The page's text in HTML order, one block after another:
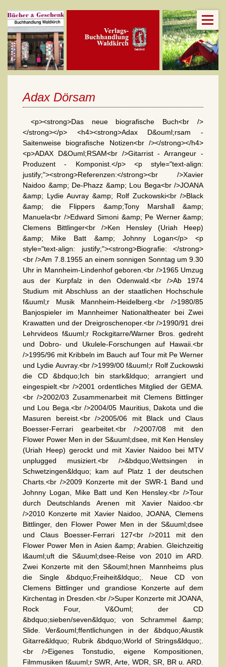
Adax Dörsam
<p><strong>Das neue biografische Buch<br />
</strong></p> <h4><strong>Adax D&ouml;rsam -
Saitenweise biografische Notizen<br /></strong></h4>
<p>ADAX D&Ouml;RSAM<br />Gitarrist - Arrangeur -
Produzent - Komponist.</p> <p style="text-align:
justify;"><strong>Referenzen:</strong><br />Xavier
Naidoo &amp; De-Phazz &amp; Lou Bega<br />JOANA
&amp; Lydie Auvray &amp; Rolf Zuckowski<br />Black
&amp; die Flippers &amp;Tony Marshall &amp;
Manuela<br />Edward Simoni &amp; Pe Werner &amp;
Clemens Bittlinger<br />Ken Hensley (Uriah Heep)
&amp; Mike Batt &amp; Johnny Logan</p> <p
style="text-align: justify;"><strong>Biografie: </strong>
<br />Am 7.8.1955 an einem sonnigen Sonntag um 9.30
Uhr in Mannheim-Lindenhof geboren.<br />1965 Umzug
aus der Kurpfalz in den Odenwald.<br />Ab 1974
Studium mit Abschluss an der staatlichen Hochschule
f&uuml;r Musik Mannheim-Heidelberg.<br />1980/85
Banjospieler im Mannheimer Nationaltheater bei Zwei
Krawatten und der Dreigroschenoper.<br />1990/91 drei
Lehrvideos f&uuml;r Rockgitarre/Warner Bros. gedreht
und Dobro- und Ukulele-Forschungen auf Hawaii.<br
/>1995/96 mit Kribbeln im Bauch auf Tour mit Pe Werner
und Lydie Auvray.<br />1999/00 f&uuml;r Rolf Zuckowski
die CD &bdquo;Ich bin stark&ldquo; arrangiert und
eingespielt.<br />2001 ordentliches Mitglied der GEMA.
<br />2002/03 Zusammenarbeit mit Clemens Bittlinger
und Lou Bega.<br />2004/05 Mauritius, Dakota und die
Masuren bereist.<br />2005/06 mit Black und Claus
Boesser-Ferrari gearbeitet.<br />2007/08 mit den
Flower Power Men in der S&uuml;dsee, mit Ken Hensley
(Uriah Heep) gerockt und mit Xavier Naidoo bei MTV
unplugged musiziert.<br />&bdquo;Wettsingen in
Schwetzingen&ldquo; kam auf Platz 1 der deutschen
Charts.<br />2009 Konzerte mit der SWR-1 Band und
Johnny Logan, Mike Batt und Ken Hensley.<br />Tour
durch Deutschlands Arenen mit Xavier Naidoo.<br
/>2010 Konzerte mit Xavier Naidoo, JOANA, Clemens
Bittlinger, den Flower Power Men in der S&uuml;dsee
und Claus Boesser-Ferrari 127<br />2011 mit den
Flower Power Men in Asien &amp; Arabien. Gleichzeitig
l&auml;uft die S&uuml;dsee-Reise von 2010 im ARD.
Zwei Konzerte mit den S&ouml;hnen Mannheims plus
die Single &bdquo;Freiheit&ldquo;. Neue CD von
Clemens Bittlinger und grandiose Konzerte auf dem
Kirchentag in Dresden.<br />Super Konzerte mit JOANA,
Rock Four, V&Ouml; der CD
&bdquo;sieben/seven&ldquo; von Schrammel &amp;
Slide. Ver&ouml;ffentlichungen in der &bdquo;Akustik
Gitarre&ldquo; Rubrik &bdquo;World of Strings&ldquo;.
<br />Eigenes Tonstudio, eigene Kompositionen,
Filmmusiken f&uuml;r SWR, Arte, WDR, SR, BR u. ARD.